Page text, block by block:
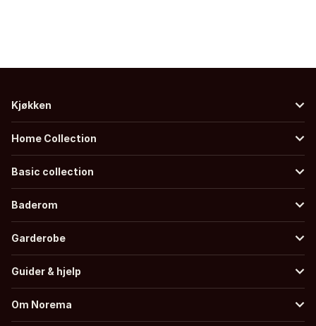
Kjøkken
Home Collection
Basic collection
Baderom
Garderobe
Guider & hjelp
Om Norema